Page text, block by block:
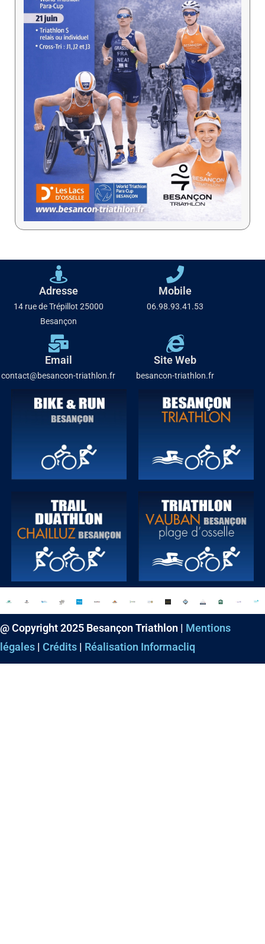
Adresse
14 rue de Trépillot 25000
Besançon
Mobile
06.98.93.41.53
Email
contact@besancon-triathlon.fr
Site Web
besancon-triathlon.fr
@ Copyright 2025 Besançon Triathlon | Mentions
légales | Crédits | Réalisation Informacliq